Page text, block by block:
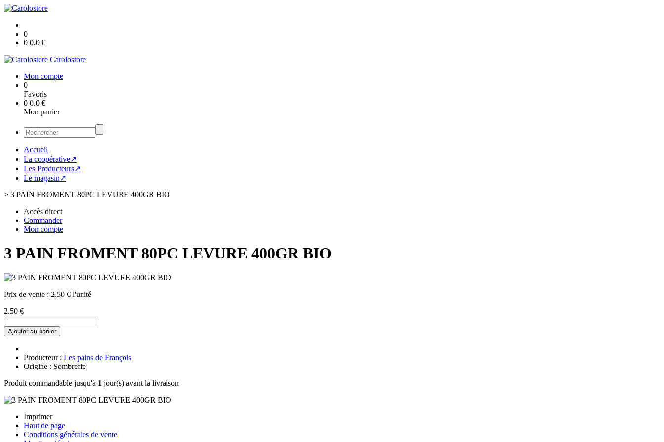
0
0 0.0 €
Carolostore
Mon compte
0
Favoris
0 0.0 €
Mon panier
Accueil
La coopérative↗
Les Producteurs↗
Le magasin↗
> 3 PAIN FROMENT 80PC LEVURE 400GR BIO
Accès direct
Commander
Mon compte
3 PAIN FROMENT 80PC LEVURE 400GR BIO
Prix de vente : 2.50 € l'unité
2.50 €
Ajouter au panier
Producteur : Les pains de François
Origine : Sombreffe
Produit commandable jusqu'à 1 jour(s) avant la livraison
Imprimer
Haut de page
Conditions générales de vente